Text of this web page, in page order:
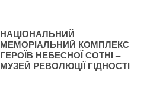
НАЦІОНАЛЬНИЙ
МЕМОРІАЛЬНИЙ КОМПЛЕКС
ГЕРОЇВ НЕБЕСНОЇ СОТНІ –
МУЗЕЙ РЕВОЛЮЦІЇ ГІДНОСТІ